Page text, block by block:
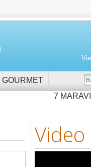
GOURMET
7
Video